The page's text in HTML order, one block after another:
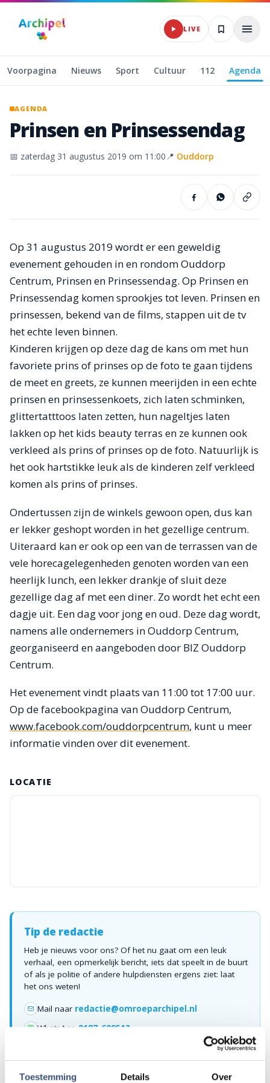
Toestemming Details Over
Naar hoofdinhoud
LIVE
Voorpagina Nieuws Sport Cultuur 112 Agenda
AGENDA
Prinsen en Prinsessendag
📅 zaterdag 31 augustus 2019 om 11:00📍 Ouddorp
Op 31 augustus 2019 wordt er een geweldig
evenement gehouden in en rondom Ouddorp
Centrum, Prinsen en Prinsessendag. Op Prinsen en
Prinsessendag komen sprookjes tot leven. Prinsen en
prinsessen, bekend van de films, stappen uit de tv
het echte leven binnen.
Kinderen krijgen op deze dag de kans om met hun
favoriete prins of prinses op de foto te gaan tijdens
de meet en greets, ze kunnen meerijden in een echte
prinsen en prinsessenkoets, zich laten schminken,
glittertatttoos laten zetten, hun nageltjes laten
lakken op het kids beauty terras en ze kunnen ook
verkleed als prins of prinses op de foto. Natuurlijk is
het ook hartstikke leuk als de kinderen zelf verkleed
komen als prins of prinses.
Ondertussen zijn de winkels gewoon open, dus kan
er lekker geshopt worden in het gezellige centrum.
Uiteraard kan er ook op een van de terrassen van de
vele horecagelegenheden genoten worden van een
heerlijk lunch, een lekker drankje of sluit deze
gezellige dag af met een diner. Zo wordt het echt een
dagje uit. Een dag voor jong en oud. Deze dag wordt,
namens alle ondernemers in Ouddorp Centrum,
georganiseerd en aangeboden door BIZ Ouddorp
Centrum.
Het evenement vindt plaats van 11:00 tot 17:00 uur.
Op de facebookpagina van Ouddorp Centrum,
www.facebook.com/ouddorpcentrum, kunt u meer
informatie vinden over dit evenement.
LOCATIE
Tip de redactie
Heb je nieuws voor ons? Of het nu gaat om een leuk
verhaal, een opmerkelijk bericht, iets dat speelt in de buurt
of als je politie of andere hulpdiensten ergens ziet: laat
het ons weten!
Mail naar redactie@omroeparchipel.nl
💬 WhatsApp 0187-609512